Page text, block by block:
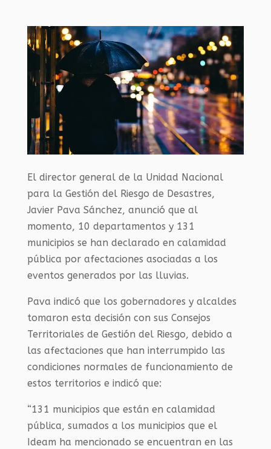
El director general de la Unidad Nacional
para la Gestión del Riesgo de Desastres,
Javier Pava Sánchez, anunció que al
momento, 10 departamentos y 131
municipios se han declarado en calamidad
pública por afectaciones asociadas a los
eventos generados por las lluvias.
Pava indicó que los gobernadores y alcaldes
tomaron esta decisión con sus Consejos
Territoriales de Gestión del Riesgo, debido a
las afectaciones que han interrumpido las
condiciones normales de funcionamiento de
estos territorios e indicó que:
“131 municipios que están en calamidad
pública, sumados a los municipios que el
Ideam ha mencionado se encuentran en las